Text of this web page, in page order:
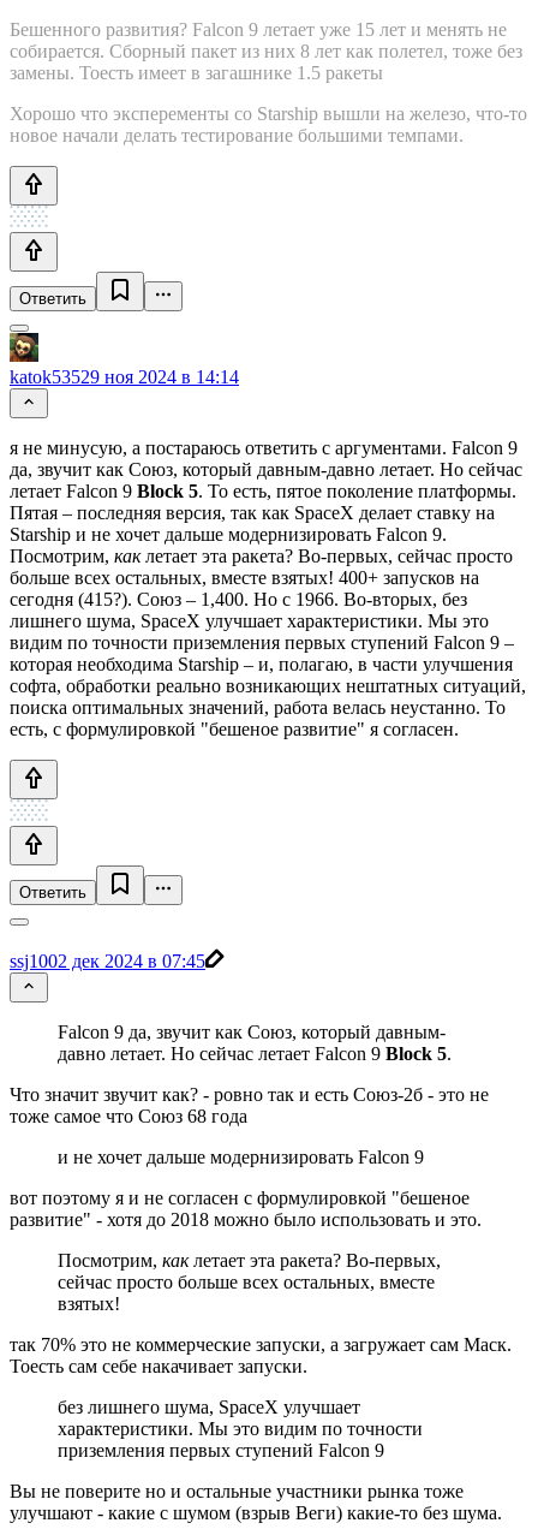
Бешенного развития? Falcon 9 летает уже 15 лет и менять не
собирается. Сборный пакет из них 8 лет как полетел, тоже без
замены. Тоесть имеет в загашнике 1.5 ракеты
Хорошо что эксперементы со Starship вышли на железо, что-то
новое начали делать тестирование большими темпами.
Ответить
katok53529 ноя 2024 в 14:14
я не минусую, а постараюсь ответить с аргументами. Falcon 9
да, звучит как Союз, который давным-давно летает. Но сейчас
летает Falcon 9 Block 5. То есть, пятое поколение платформы.
Пятая – последняя версия, так как SpaceX делает ставку на
Starship и не хочет дальше модернизировать Falcon 9.
Посмотрим, каклетает эта ракета? Во-первых, сейчас просто
больше всех остальных, вместе взятых! 400+ запусков на
сегодня (415?). Союз – 1,400. Но с 1966. Во-вторых, без
лишнего шума, SpaceX улучшает характеристики. Мы это
видим по точности приземления первых ступений Falcon 9 –
которая необходима Starship – и, полагаю, в части улучшения
софта, обработки реально возникающих нештатных ситуаций,
поиска оптимальных значений, работа велась неустанно. То
есть, с формулировкой "бешеное развитие" я согласен.
Ответить
ssj1002 дек 2024 в 07:45
Falcon 9 да, звучит как Союз, который давным-
давно летает. Но сейчас летает Falcon 9 Block 5.
Что значит звучит как? - ровно так и есть Союз-2б - это не
тоже самое что Союз 68 года
и не хочет дальше модернизировать Falcon 9
вот поэтому я и не согласен с формулировкой "бешеное
развитие" - хотя до 2018 можно было использовать и это.
Посмотрим, каклетает эта ракета? Во-первых,
сейчас просто больше всех остальных, вместе
взятых!
так 70% это не коммерческие запуски, а загружает сам Маск.
Тоесть сам себе накачивает запуски.
без лишнего шума, SpaceX улучшает
характеристики. Мы это видим по точности
приземления первых ступений Falcon 9
Вы не поверите но и остальные участники рынка тоже
улучшают - какие с шумом (взрыв Веги) какие-то без шума.